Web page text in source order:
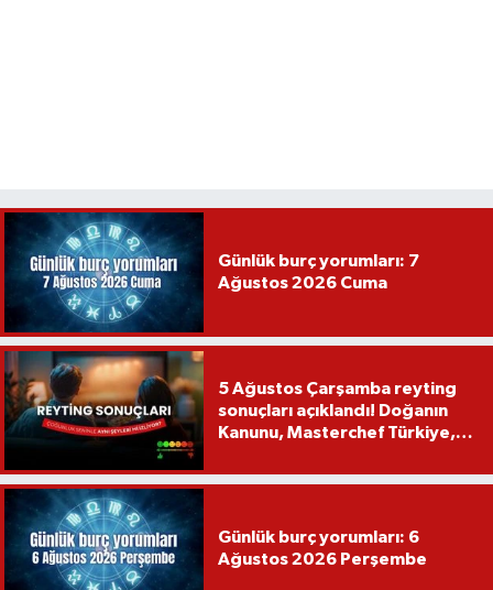
Günlük burç yorumları: 7
Ağustos 2026 Cuma
5 Ağustos Çarşamba reyting
sonuçları açıklandı! Doğanın
Kanunu, Masterchef Türkiye,
Günlük burç yorumları: 6
Ağustos 2026 Perşembe